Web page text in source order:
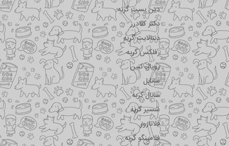
دین بست گربه
دکتر کلادرز
دنتالایت گربه
رفلکس گربه
رویال کنین
سانابل
سانال گربه
شسیر گربه
فلاتازور
فلامینگو گربه